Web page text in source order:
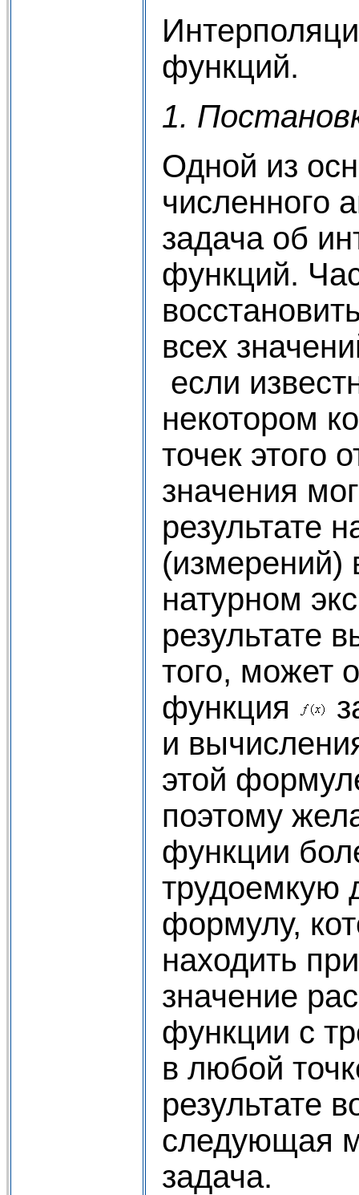
функций.
1.
Одной из
численного
задача об
функций.
всех
если
некотором
точек этого
значения
результате
(измерений)
натурном
результате
того, может
функция
и
этой
поэтому
функции
трудоемкую
формулу,
находить
значение
функции с
в любой
результате
следующая
задача.